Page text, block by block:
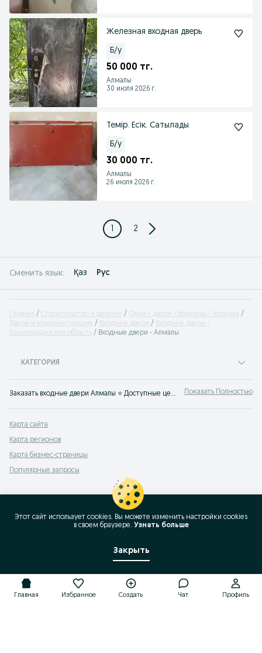
Железная входная дверь
Б/у
50 000 тг.
Алмалы
30 июля 2026 г.
Темір. Есік. Сатылады
Б/у
30 000 тг.
Алмалы
26 июля 2026 г.
1 2
Сменить язык: Қаз Рус
Главная Строительство и ремонт
Окна / двери / балконы / зеркала
Двери и комплектующие
Входные двери
Входные двери -
Кызылординская область
Входные двери - Алмалы
КАТЕГОРИЯ
Заказать входные двери Алмалы ⭐ Доступные цены ✅ Большой выбор входных дверей ☝Купить входную дверь по выгодной цене на OLX.kz! Показать Полностью
Карта сайта
Карта регионов
Карта бизнес-страницы
Популярные запросы
Главная Избранное Создать Чат Профиль
Этот сайт использует cookies. Вы можете изменить настройки cookies
в своeм браузере. Узнать больше
Закрыть